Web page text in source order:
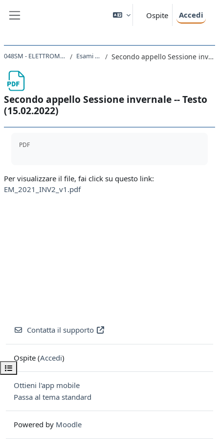
Ospite Accedi
Apri indice del corso
048SM - ELETTROMAGNETISMO 2021 Esami 2021-2022 Secondo appello Sessione invernale -- Testo (15.02.2022)
Secondo appello Sessione invernale -- Testo
(15.02.2022)
PDF
Per visualizzare il file, fai click su questo link:
EM_2021_INV2_v1.pdf
Contatta il supporto
Ospite (Accedi)
Ottieni l'app mobile
Passa al tema standard
Powered by Moodle